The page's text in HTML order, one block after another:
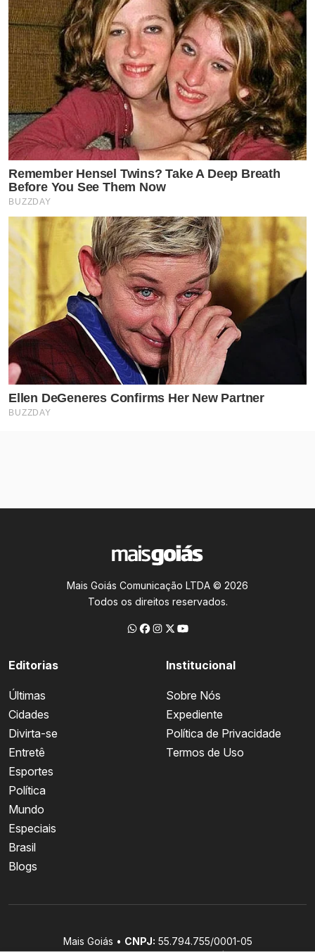
Mais Goiás Comunicação LTDA © 2026
Todos os direitos reservados.
Editorias
Últimas
Cidades
Divirta-se
Entretê
Esportes
Política
Mundo
Especiais
Brasil
Blogs
Institucional
Sobre Nós
Expediente
Política de Privacidade
Termos de Uso
Mais Goiás • CNPJ: 55.794.755/0001-05